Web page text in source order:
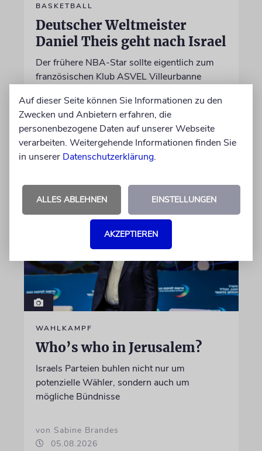
BASKETBALL
Deutscher Weltmeister
Daniel Theis geht nach Israel
Der frühere NBA-Star sollte eigentlich zum
französischen Klub ASVEL Villeurbanne
sich Maccabi Tel Aviv den 34-Jährigen. Auf
Social Media hagelt es israelfeindliche
Kommentare
WAHLKAMPF
Who’s who in Jerusalem?
Israels Parteien buhlen nicht nur um
potenzielle Wähler, sondern auch um
mögliche Bündnisse
von Sabine Brandes
05.08.2026
Auf dieser Seite können Sie Informationen zu den
Zwecken und Anbietern erfahren, die
personenbezogene Daten auf unserer Webseite
verarbeiten. Weitergehende Informationen finden Sie
in unserer Datenschutzerklärung.
ALLES ABLEHNEN EINSTELLUNGEN
AKZEPTIEREN